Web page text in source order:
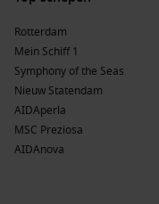
ruïnes.
Panama
attracties zoals het
Viejo, waardoor het
ontdekkingen.
Belize City
geschiedenis en
Hole of een Maya-
Rotterdam
Mein Schiff 1
Symphony of the Seas
Nieuw Statendam
AIDAperla
MSC Preziosa
AIDAnova